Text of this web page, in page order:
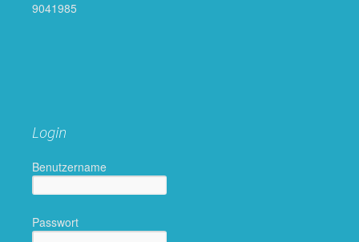
9041985
Login
Benutzername
Passwort